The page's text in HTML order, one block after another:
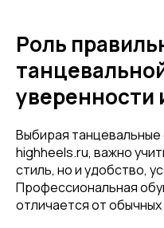
Роль
уверенности
Выбирая танцевальные
highheels.ru, важно
стиль, но и удобство,
Профессиональная
отличается от обычных